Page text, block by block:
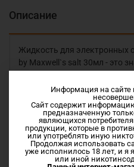
Описание
Жидкость для электронных
by Maxwell`s salt 30мл - это
яблочной начинкой и с
сливок.
Vg/Pg 50/50
Купить данную жидкость с
интернет-магазине.
всей России. Заказываю
производителей и
Информация на сайте
Сайт содержит
предназначенную
являющихся
продукции, которые в
или употреблять иную
Продолжая использовать
уже исполнилось 18 лет, и я
или иной